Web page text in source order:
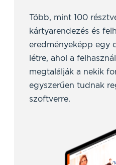
Több, mint 100
kártyarendezés és
eredményeképp egy
létre, ahol a
megtalálják a nekik
egyszerűen tudnak
szoftverre.